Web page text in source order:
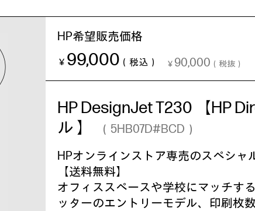
HP希望販売価格
￥ 99,000 （税込） ￥ 90,000 （税抜）
HP DesignJet T230 【HP
ル 】
（5HB07D#BCD）
HPオンラインストア専売のスペシャ
【送料無料】
オフィススペースや学校にマッチす
ッターのエントリーモデル、印刷枚